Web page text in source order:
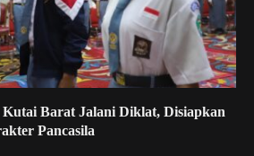
Barat Jalani Diklat, Disiapkan
Pancasila